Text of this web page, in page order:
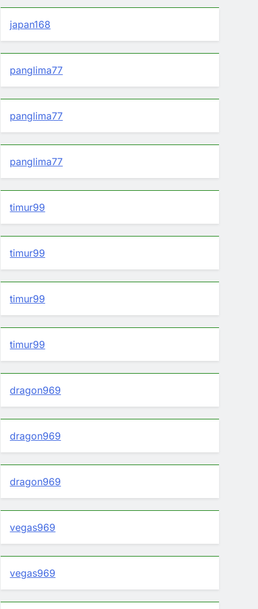
japan168
panglima77
panglima77
panglima77
timur99
timur99
timur99
timur99
dragon969
dragon969
dragon969
vegas969
vegas969